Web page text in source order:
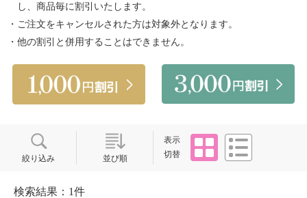
し、商品毎に割引いたします。
・ご注文をキャンセルされた方は対象外となります。
・他の割引と併用することはできません。
絞り込み 並び順
表示
切替
タイル
検索結果：1件